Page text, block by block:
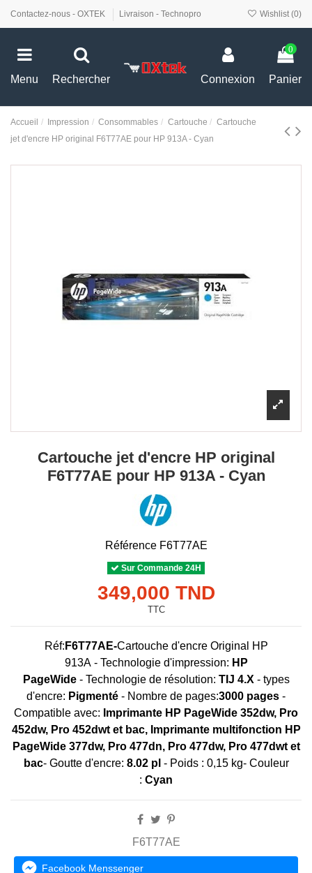
Contactez-nous - OXTEK Livraison - Technopro Wishlist (0)
Menu Rechercher Connexion
0
Panier
Accueil Impression Consommables Cartouche
Cartouche
jet d'encre HP original F6T77AE pour HP 913A - Cyan
Cartouche jet d'encre HP original
F6T77AE pour HP 913A - Cyan
Référence F6T77AE
Sur Commande 24H
349,000 TND
TTC
Réf: F6T77AE-Cartouche d'encre Original HP
913A - Technologie d'impression: HP
PageWide- Technologie de résolution: TIJ 4.X - types
d'encre: Pigmenté - Nombre de pages:3000 pages -
Compatible avec: Imprimante HP PageWide 352dw, Pro
452dw, Pro 452dwt et bac, Imprimante multifonction HP
PageWide 377dw, Pro 477dn, Pro 477dw, Pro 477dwt et
bac- Goutte d'encre: 8.02 pl - Poids : 0,15 kg- Couleur
: Cyan
F6T77AE
Facebook Menssenger